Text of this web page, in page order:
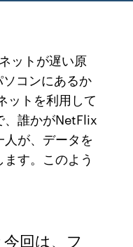
ットが遅い原
コンにあるか
ットを利用して
、誰かがNetFlix
が、データを
す。このよう
回は、フ